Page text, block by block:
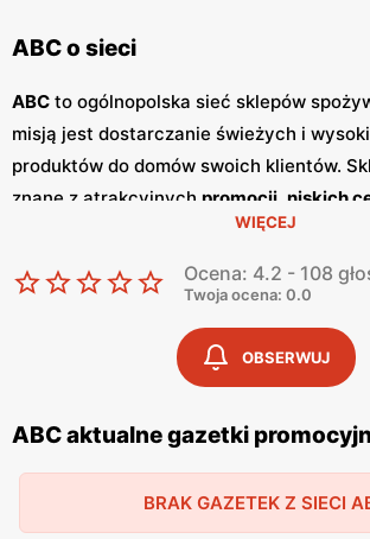
ABC o sieci
ABC to ogólnopolska sieć sklepów
misją jest dostarczanie świeżych i
produktów do domów swoich klientów.
znane z atrakcyjnych promocji niskich
szerokiego asortymentu, który zaspokaja
rodziny. Dzięki przyjaznej obsłudze i
ABC stało się ulubionym miejscem
regularnie publikuje
, w których prezentowane są
oraz nowości produktowe.Gazetkite
w miesiącu, umożliwiając klientom
okazji i planowanie zakupów z
wersji online na stronie internetowej
WIĘCEJ
Ocena: 4.2 - 108
Twoja ocena: 0.0
OBSERWUJ
ABC aktualne gazetki
BRAK GAZETEK Z SIECI